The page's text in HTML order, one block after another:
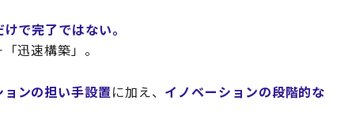
で完了ではない。
迅速構築」。
ンの担い手設置に加え、 イノベーションの段階的な